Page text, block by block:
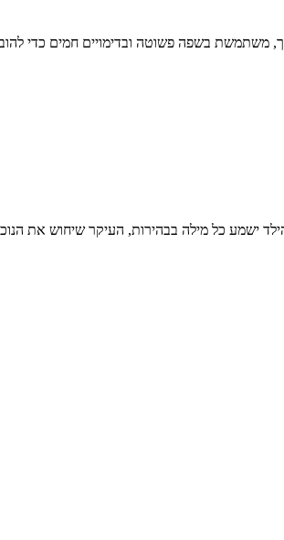
ישמע כל מילה בבהירות, העיקר שיחוש את